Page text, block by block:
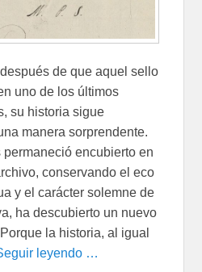
de que aquel sello
uno de los últimos
su historia sigue
manera sorprendente.
permaneció encubierto en
conservando el eco
y el carácter solemne de
ha descubierto un nuevo
la historia, al igual
leyendo …